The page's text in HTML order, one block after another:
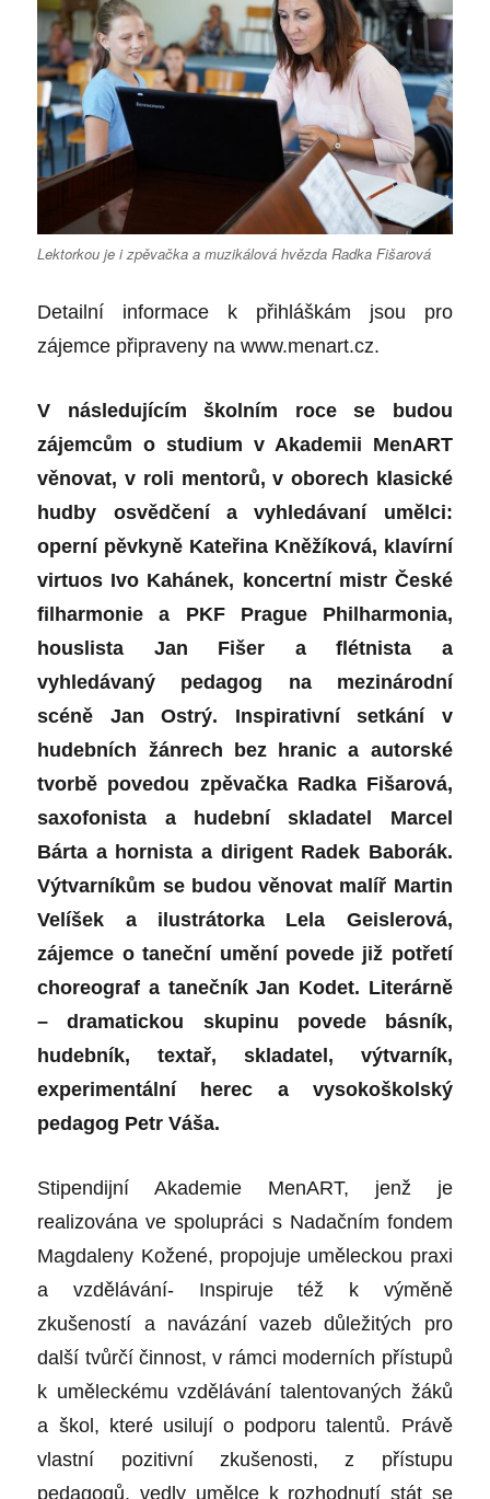
Lektorkou je i zpěvačka a muzikálová hvězda Radka Fišarová
Detailní informace k přihláškám jsou pro
zájemce připraveny nawww.menart.cz.
V následujícím školním roce se budou
zájemcům o studium v Akademii MenART
věnovat, v roli mentorů, v oborech klasické
hudby osvědčení a vyhledávaní umělci:
operní pěvkyně Kateřina Kněžíková, klavírní
virtuos Ivo Kahánek, koncertní mistr České
filharmonie a PKF Prague Philharmonia,
houslista Jan Fišer a flétnista a
vyhledávaný pedagog na mezinárodní
scéně Jan Ostrý. Inspirativní setkání v
hudebních žánrech bez hranic a autorské
tvorbě povedou zpěvačka Radka Fišarová,
saxofonista a hudební skladatel Marcel
Bárta a hornista a dirigent Radek Baborák.
Výtvarníkům se budou věnovat malíř Martin
Velíšek a ilustrátorka Lela Geislerová,
zájemce o taneční umění povede již potřetí
choreograf a tanečník Jan Kodet. Literárně
– dramatickou skupinu povede básník,
hudebník, textař, skladatel, výtvarník,
experimentální herec a vysokoškolský
pedagog Petr Váša.
Stipendijní Akademie MenART, jenž je
realizována ve spolupráci s Nadačním fondem
Magdaleny Kožené, propojuje uměleckou praxi
a vzdělávání- Inspiruje též k výměně
zkušeností a navázání vazeb důležitých pro
další tvůrčí činnost, v rámci moderních přístupů
k uměleckému vzdělávání talentovaných žáků
a škol, které usilují o podporu talentů. Právě
vlastní pozitivní zkušenosti, z přístupu
pedagogů, vedly umělce k rozhodnutí stát se